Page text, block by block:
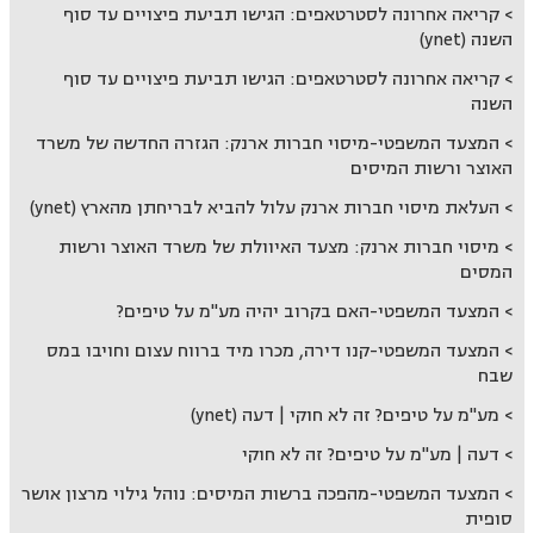
קריאה אחרונה לסטרטאפים: הגישו תביעת פיצויים עד סוף
השנה (ynet)
קריאה אחרונה לסטרטאפים: הגישו תביעת פיצויים עד סוף
השנה
המצעד המשפטי-מיסוי חברות ארנק: הגזרה החדשה של משרד
האוצר ורשות המיסים
העלאת מיסוי חברות ארנק עלול להביא לבריחתן מהארץ (ynet)
מיסוי חברות ארנק: מצעד האיוולת של משרד האוצר ורשות
המסים
המצעד המשפטי-האם בקרוב יהיה מע"מ על טיפים?
המצעד המשפטי-קנו דירה, מכרו מיד ברווח עצום וחויבו במס
שבח
מע"מ על טיפים? זה לא חוקי | דעה (ynet)
דעה | מע"מ על טיפים? זה לא חוקי
המצעד המשפטי-מהפכה ברשות המיסים: נוהל גילוי מרצון אושר
סופית